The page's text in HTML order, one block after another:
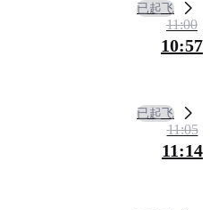
已起飞
11:00
10:57
已起飞
11:05
11:14